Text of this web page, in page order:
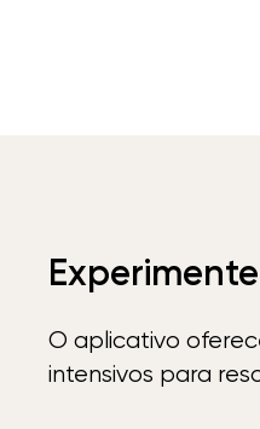
O aplicativo
intensivos para